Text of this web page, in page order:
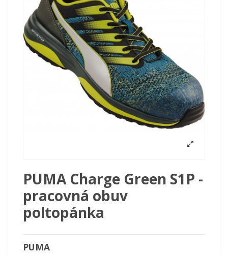
PUMA Charge Green S1P -
pracovná obuv
poltopánka
PUMA